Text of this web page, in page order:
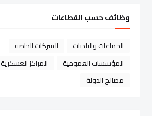
وظائف حسب القطاعات
الجماعات والبلديات
الشركات الخاصة
المؤسسات العمومية
المراكز العسكرية
مصالح الدولة